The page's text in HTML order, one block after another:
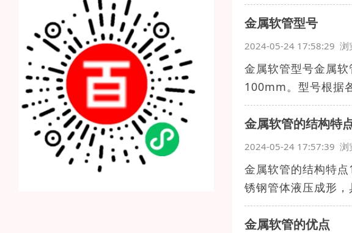
金属软管型号
2024-05-24 17:58:29 浏
金属软管型号金属
100mm。型号根据
金属软管的结构特
2024-05-24 17:57:39 浏
金属软管的结构特
锈钢管体液压成形
金属软管的优点